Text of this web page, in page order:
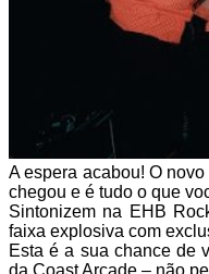
A espera acabou! O
chegou e é tudo o que
Sintonizem na EHB
faixa explosiva com
Esta é a sua chance de
da Coast Arcade – não